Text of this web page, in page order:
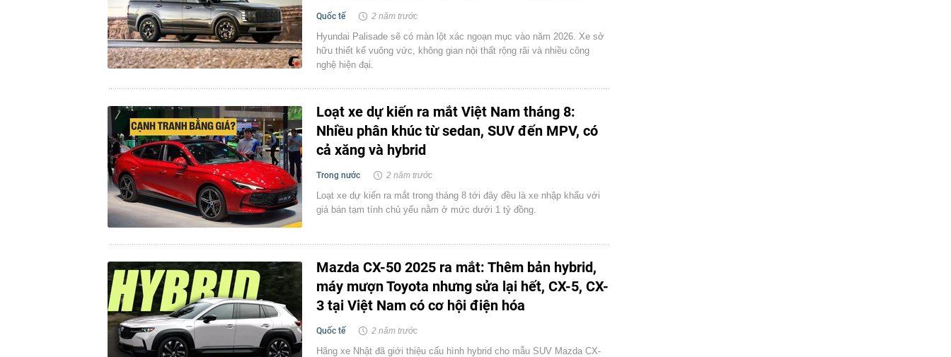
Quốc tế 2 năm trước
Hyundai Palisade sẽ có màn lột xác ngoạn mục vào năm 2026. Xe sở
hữu thiết kế vuông vức, không gian nội thất rộng rãi và nhiều công
nghệ hiện đại.
Loạt xe dự kiến ra mắt Việt Nam tháng 8:
Nhiều phân khúc từ sedan, SUV đến MPV, có
cả xăng và hybrid
Trong nước 2 năm trước
Loạt xe dự kiến ra mắt trong tháng 8 tới đây đều là xe nhập khẩu với
giá bán tạm tính chủ yếu nằm ở mức dưới 1 tỷ đồng.
Mazda CX-50 2025 ra mắt: Thêm bản hybrid,
máy mượn Toyota nhưng sửa lại hết, CX-5, CX-
3 tại Việt Nam có cơ hội điện hóa
Quốc tế 2 năm trước
Hãng xe Nhật đã giới thiệu cấu hình hybrid cho mẫu SUV Mazda CX-